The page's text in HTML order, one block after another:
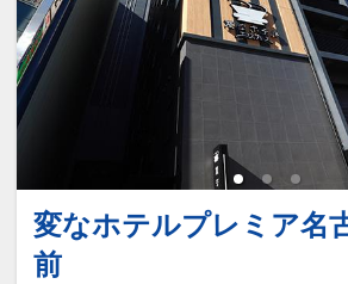
変なホテルプレミア
前